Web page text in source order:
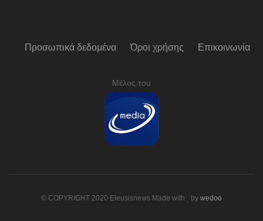
Προσωπικά δεδομένα Όροι χρήσης Επικοινωνία
Μέλος του
© COPYRIGHT 2020 Eleusisnews Made with by wedoo